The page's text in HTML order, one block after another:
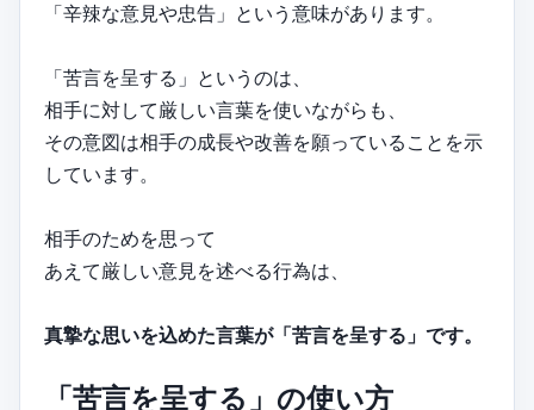
「辛辣な意見や忠告」という意味があります。
「苦言を呈する」というのは、
相手に対して厳しい言葉を使いながらも、
その意図は相手の成長や改善を願っていることを示
しています。
相手のためを思って
あえて厳しい意見を述べる行為は、
真摯な思いを込めた言葉が「苦言を呈する」です。
「苦言を呈する」の使い方